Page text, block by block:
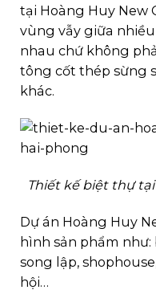
tại Hoàng Huy New
vùng vẫy giữa
nhau chứ không
tông cốt thép sừng
khác.
Thiết kế biệt thự
Dự án Hoàng Huy
hình sản phẩm
song lập,
hội…